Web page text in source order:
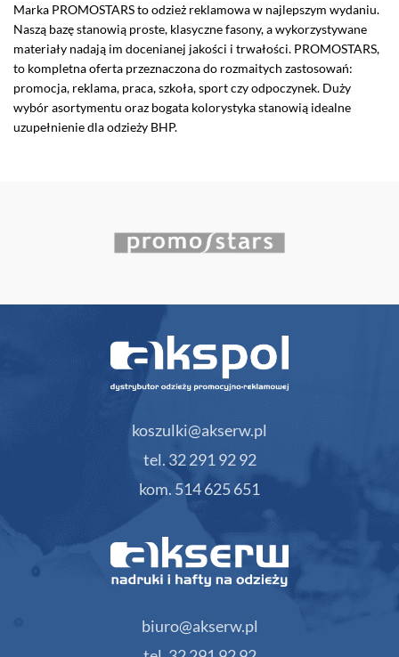
Marka PROMOSTARS to odzież reklamowa w najlepszym wydaniu.
Naszą bazę stanowią proste, klasyczne fasony, a wykorzystywane
materiały nadają im docenianej jakości i trwałości. PROMOSTARS,
to kompletna oferta przeznaczona do rozmaitych zastosowań:
promocja, reklama, praca, szkoła, sport czy odpoczynek. Duży
wybór asortymentu oraz bogata kolorystyka stanowią idealne
uzupełnienie dla odzieży BHP.
koszulki@akserw.pl
tel. 32 291 92 92
kom. 514 625 651
biuro@akserw.pl